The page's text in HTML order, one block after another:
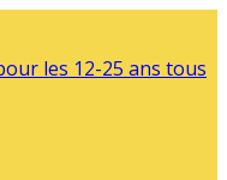
les 12-25 ans tous